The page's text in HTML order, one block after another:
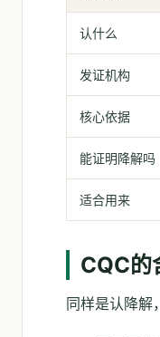
认什么
发证机构
核心依据
能证明降解吗
适合用来
CQC的
同样是认降解